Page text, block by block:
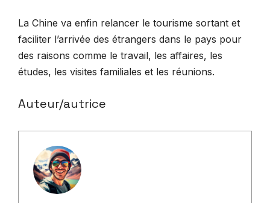
La Chine va enfin relancer le tourisme sortant et
faciliter l’arrivée des étrangers dans le pays pour
des raisons comme le travail, les affaires, les
études, les visites familiales et les réunions.
Auteur/autrice